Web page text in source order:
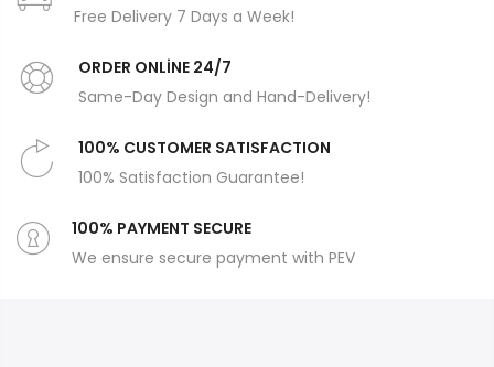
Free Delivery 7 Days a Week!
ORDER ONLİNE 24/7
Same-Day Design and Hand-Delivery!
100% CUSTOMER SATISFACTION
100% Satisfaction Guarantee!
100% PAYMENT SECURE
We ensure secure payment with PEV